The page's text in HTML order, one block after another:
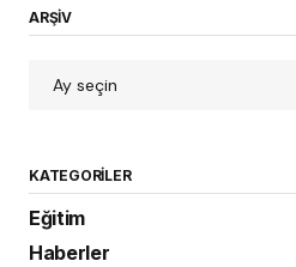
ARŞİV
KATEGORILER
Eğitim
Haberler